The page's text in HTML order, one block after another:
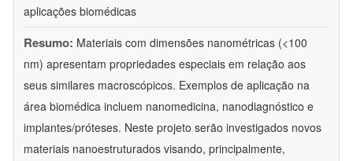
aplicações biomédicas
Resumo: Materiais com dimensões nanométricas (<100
nm) apresentam propriedades especiais em relação aos
seus similares macroscópicos. Exemplos de aplicação na
área biomédica incluem nanomedicina, nanodiagnóstico e
implantes/próteses. Neste projeto serão investigados novos
materiais nanoestruturados visando, principalmente,